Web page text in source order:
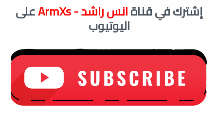
إشترك في قناةانس راشد - ArmXs على
اليوتيوب